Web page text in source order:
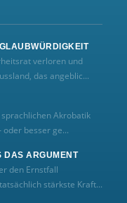
verloren und
das angeblic...
Akrobatik
besser ge...
ARGUMENT
den Ernstfall
stärkste Kraft...